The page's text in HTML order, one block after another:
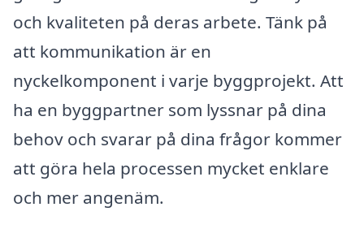
och kvaliteten på deras arbete. Tänk på
att kommunikation är en
nyckelkomponent i varje byggprojekt. Att
ha en byggpartner som lyssnar på dina
behov och svarar på dina frågor kommer
att göra hela processen mycket enklare
och mer angenäm.